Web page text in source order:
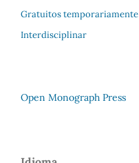
Gratuitos temporariamente
Interdisciplinar
Open Monograph Press